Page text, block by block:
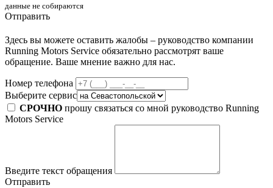
данные не собираются
Отправить
Здесь вы можете оставить жалобы – руководство компании
Running Motors Service обязательно рассмотрят ваше
обращение. Ваше мнение важно для нас.
Номер телефона
Выберите сервис
СРОЧНО прошу связаться со мной руководство Running
Motors Service
Введите текст обращения
Отправить